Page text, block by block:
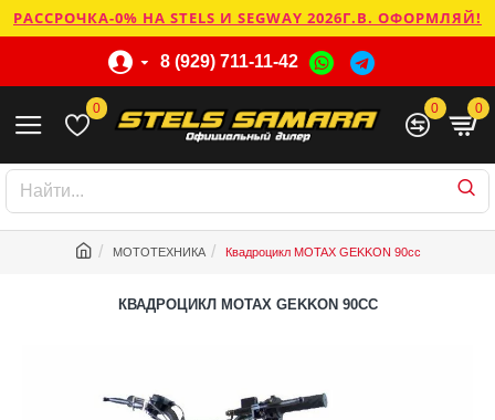
РАССРОЧКА-0% НА STELS И SEGWAY 2026Г.В. ОФОРМЛЯЙ!
8 (929) 711-11-42
0 0 0
МОТОТЕХНИКА Квадроцикл MOTAX GEKKON 90cc
КВАДРОЦИКЛ MOTAX GEKKON 90CC